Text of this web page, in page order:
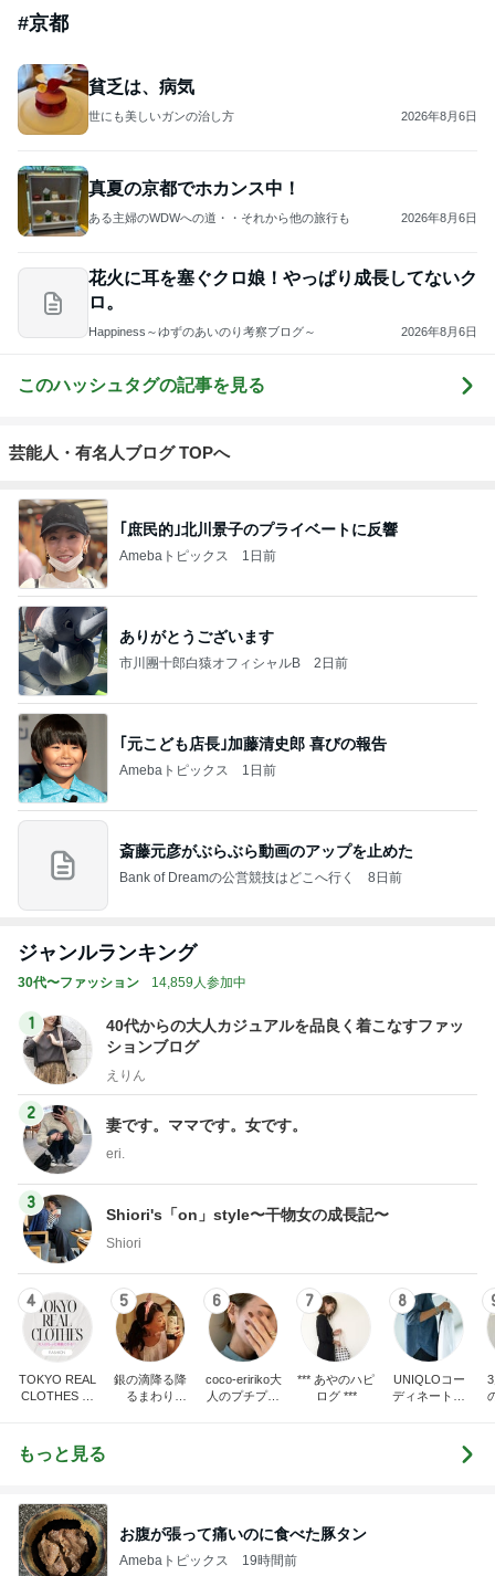
#京都
貧乏は、病気
世にも美しいガンの治し方 2026年8月6日
真夏の京都でホカンス中！
ある主婦のWDWへの道・・それから他の旅行も 2026年8月6日
花火に耳を塞ぐクロ娘！やっぱり成長してないク
ロ。
Happiness～ゆずのあいのり考察ブログ～ 2026年8月6日
このハッシュタグの記事を見る
芸能人・有名人ブログ TOPへ
｢庶民的｣北川景子のプライベートに反響
Amebaトピックス 1日前
ありがとうございます
市川團十郎白猿オフィシャルB 2日前
｢元こども店長｣加藤清史郎 喜びの報告
Amebaトピックス 1日前
斎藤元彦がぶらぶら動画のアップを止めた
Bank of Dreamの公営競技はどこへ行く 8日前
ジャンルランキング
30代〜ファッション 14,859人参加中
1
40代からの大人カジュアルを品良く着こなすファッ
ションブログ
えりん
2
妻です。ママです。女です。
eri.
3
Shiori's「on」style〜干物女の成長記〜
Shiori
4
TOKYO REAL
CLOTHES 大
5
銀の滴降る降
るまわり
6
coco-eririko大
人のプチプラ
7
*** あやのハピ
ログ ***
8
UNIQLOコー
ディネート日
もっと見る
お腹が張って痛いのに食べた豚タン
Amebaトピックス 19時間前